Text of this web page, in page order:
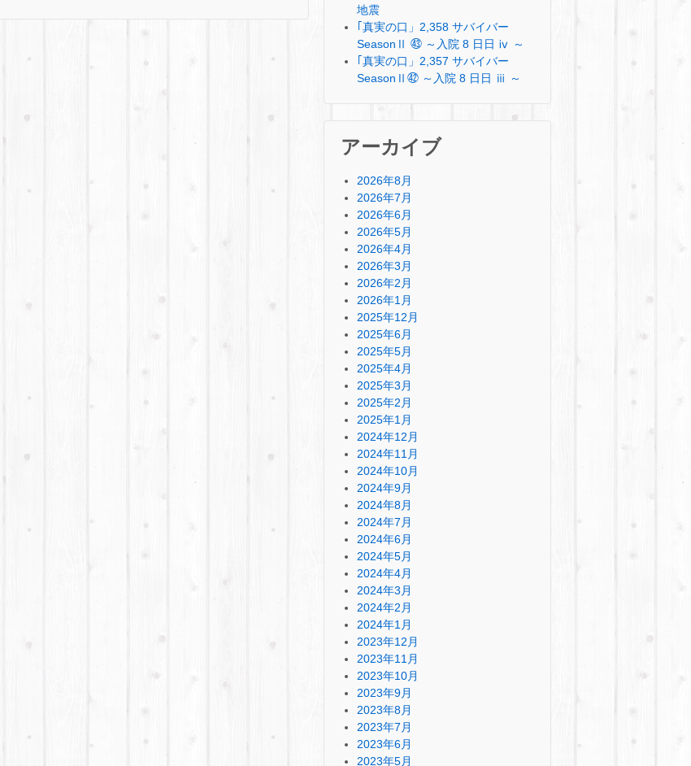
地震
｢真実の口」2,358 サバイバー
SeasonⅡ ㊸ ～入院 8 日日 ⅳ ～
｢真実の口」2,357 サバイバー
SeasonⅡ㊷ ～入院 8 日日 ⅲ ～
アーカイブ
2026年8月
2026年7月
2026年6月
2026年5月
2026年4月
2026年3月
2026年2月
2026年1月
2025年12月
2025年6月
2025年5月
2025年4月
2025年3月
2025年2月
2025年1月
2024年12月
2024年11月
2024年10月
2024年9月
2024年8月
2024年7月
2024年6月
2024年5月
2024年4月
2024年3月
2024年2月
2024年1月
2023年12月
2023年11月
2023年10月
2023年9月
2023年8月
2023年7月
2023年6月
2023年5月